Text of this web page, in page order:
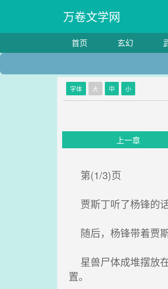
万卷文学网
首页 玄幻
字体 大 中 小
上一章
第(1/3)页
贾斯丁听了杨锋的
随后，杨锋带着贾
星兽尸体成堆摆放
置。